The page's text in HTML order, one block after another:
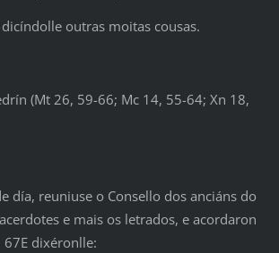
outras moitas cousas.
(Mt 26, 59-66; Mc 14, 55-64; Xn 18,
día, reuniuse o Consello dos anciáns do
e mais os letrados, e acordaron
67E dixéronlle: